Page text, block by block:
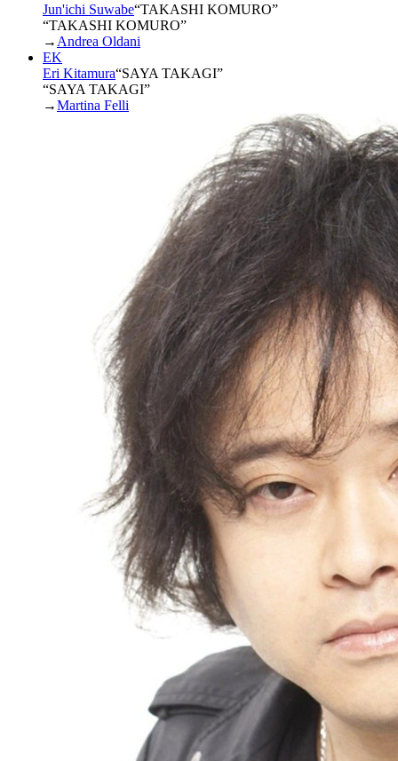
Jun'ichi Suwabe“TAKASHI KOMURO”
“TAKASHI KOMURO”
→ Andrea Oldani
EK
Eri Kitamura“SAYA TAKAGI”
“SAYA TAKAGI”
→Martina Felli